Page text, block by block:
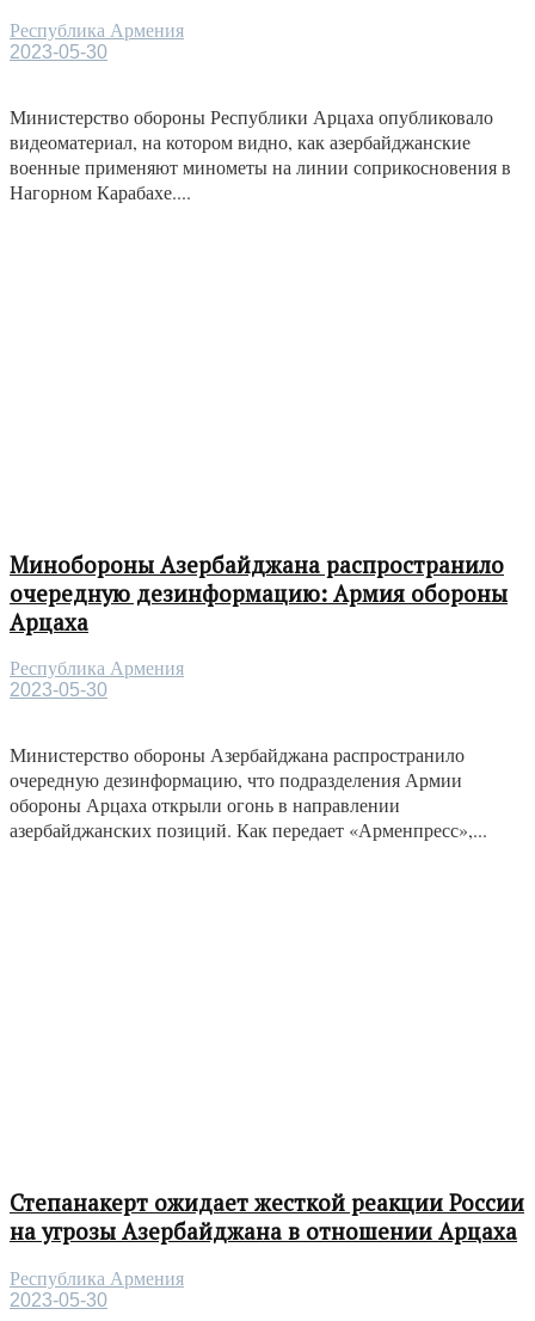
Республика Армения
2023-05-30
Министерство обороны Республики Арцаха опубликовало
видеоматериал, на котором видно, как азербайджанские
военные применяют минометы на линии соприкосновения в
Нагорном Карабахе....
Минобороны Азербайджана распространило
очередную дезинформацию: Армия обороны
Арцаха
Республика Армения
2023-05-30
Министерство обороны Азербайджана распространило
очередную дезинформацию, что подразделения Армии
обороны Арцаха открыли огонь в направлении
азербайджанских позиций. Как передает «Арменпресс»,...
Степанакерт ожидает жесткой реакции России
на угрозы Азербайджана в отношении Арцаха
Республика Армения
2023-05-30